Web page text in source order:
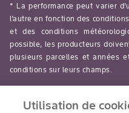
* La performance peut varier
l’autre en fonction des
et des conditions
possible, les producteurs
plusieurs parcelles et années
conditions sur leurs champs.
Utilisation de